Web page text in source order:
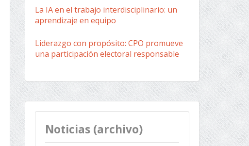
La IA en el trabajo interdisciplinario: un
aprendizaje en equipo
Liderazgo con propósito: CPO promueve
una participación electoral responsable
Noticias (archivo)